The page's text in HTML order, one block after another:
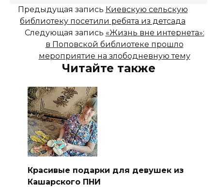
Предыдущая запись Киевскую сельскую
библиотеку посетили ребята из детсада
Следующая запись «Жизнь вне интернета»:
в Поповской библиотеке прошло
мероприятие на злободневную тему
Читайте также
Красивые подарки для девушек из
Кашарского ПНИ